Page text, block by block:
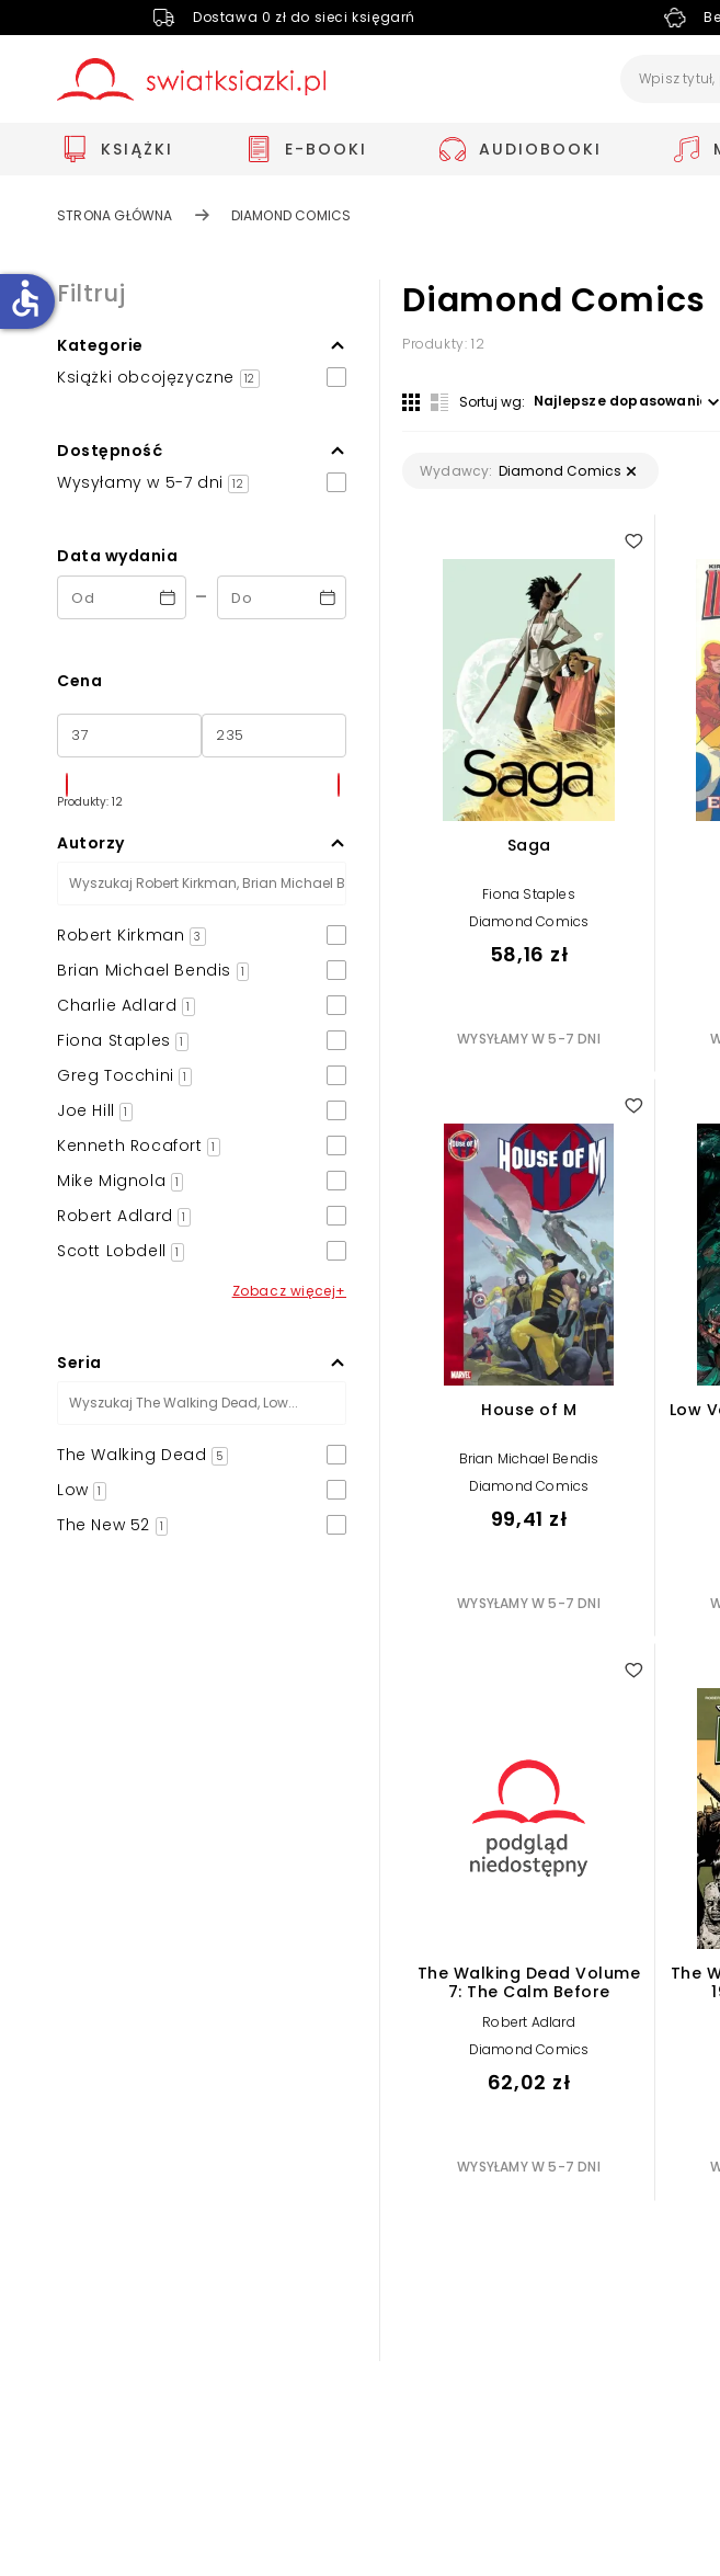
Dostawa 0 zł do sieci księgarń
KSIĄŻKI E-BOOKI AUDIOBOOKI
STRONA GŁÓWNA DIAMOND COMICS
Filtruj
Kategorie
Książki obcojęzyczne
12
Dostępność
Wysyłamy w 5-7 dni 12
Data wydania
-
Cena
Produkty: 12
Autorzy
Robert Kirkman 3
Brian Michael Bendis 1
Charlie Adlard 1
Fiona Staples 1
Greg Tocchini 1
Joe Hill 1
Kenneth Rocafort 1
Mike Mignola 1
Robert Adlard 1
Scott Lobdell 1
Zobacz więcej+
Seria
The Walking Dead 5
Low 1
The New 52 1
Diamond Comics
Produkty: 12
Sortuj wg:
Wydawcy: Diamond Comics
Saga
Fiona Staples
Diamond Comics
58,16 zł
WYSYŁAMY W 5-7 DNI
House of M
Brian Michael Bendis
Diamond Comics
99,41 zł
WYSYŁAMY W 5-7 DNI
Low
The Walking Dead Volume
7: The Calm Before
Robert Adlard
Diamond Comics
62,02 zł
WYSYŁAMY W 5-7 DNI
The
accessible
Zwiększ rozmiar czcionki
Zmniejsz rozmiar czcionki
Pomoc w czytaniu
Podkreślenie linków